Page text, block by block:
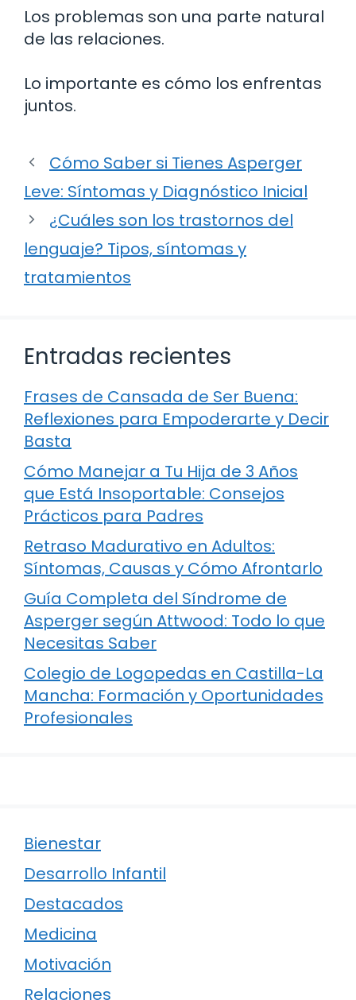
Los problemas son una parte natural
de las relaciones.
Lo importante es cómo los enfrentas
juntos.
Cómo Saber si Tienes Asperger
Leve: Síntomas y Diagnóstico Inicial
¿Cuáles son los trastornos del
lenguaje? Tipos, síntomas y
tratamientos
Entradas recientes
Frases de Cansada de Ser Buena:
Reflexiones para Empoderarte y Decir
Basta
Cómo Manejar a Tu Hija de 3 Años
que Está Insoportable: Consejos
Prácticos para Padres
Retraso Madurativo en Adultos:
Síntomas, Causas y Cómo Afrontarlo
Guía Completa del Síndrome de
Asperger según Attwood: Todo lo que
Necesitas Saber
Colegio de Logopedas en Castilla-La
Mancha: Formación y Oportunidades
Profesionales
Bienestar
Desarrollo Infantil
Destacados
Medicina
Motivación
Relaciones